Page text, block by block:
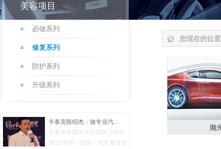
美容项目
必做系列
修复系列
防护系列
升级系列
卡泰克陈绍杰：做专业汽...
卡泰克中国大区经理陈少杰在
2015中国（西安）汽车服务业
您现在的位
抛